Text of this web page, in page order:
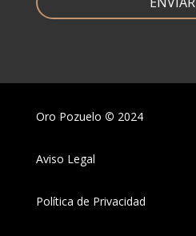
Oro Pozuelo © 2024
Aviso Legal
Política de Privacidad